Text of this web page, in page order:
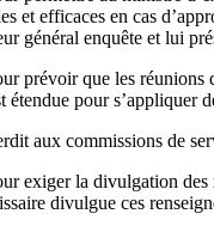
et efficaces en cas
général enquête et lui
prévoir que les réunions
étendue pour s’appliquer
aux commissions de
exiger la divulgation des
divulgue ces